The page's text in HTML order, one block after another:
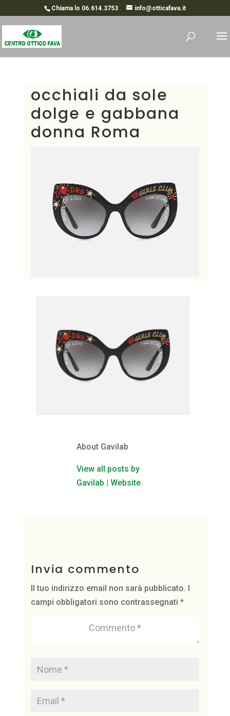
Chiama lo 06.614.3753 info@otticafava.it
occhiali da sole
dolge e gabbana
donna Roma
About Gavilab
View all posts by
Gavilab
Website
Invia commento
Il tuo indirizzo email non sarà pubblicato.
campi obbligatori sono contrassegnati *